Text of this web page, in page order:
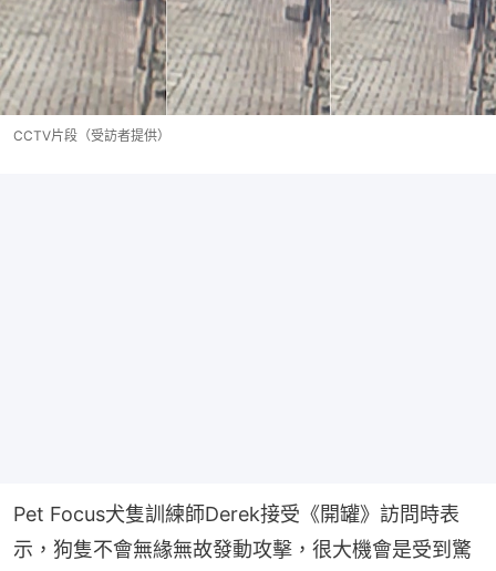
CCTV片段（受訪者提供）
Pet Focus犬隻訓練師Derek接受《開罐》訪問時表
示，狗隻不會無緣無故發動攻擊，很大機會是受到驚